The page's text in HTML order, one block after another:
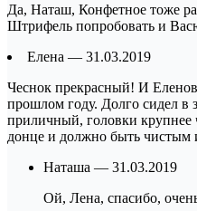
Да, Наташ, Конфетное тоже
Штрифель попробовать и
Елена — 31.03.2019
Чеснок прекрасный! И
прошлом году. Долго сидел в
приличный, головки крупнее
донце и должно быть чистым
Наташа — 31.03.2019
Ой, Лена, спасибо,